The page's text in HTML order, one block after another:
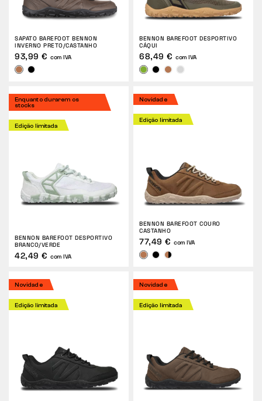
SAPATO BAREFOOT BENNON
INVERNO PRETO/CASTANHO
93,99 € com IVA
BENNON BAREFOOT DESPORTIVO
CÁQUI
68,49 € com IVA
Enquanto durarem os
stocks
Edição limitada
BENNON BAREFOOT DESPORTIVO
BRANCO/VERDE
42,49 € com IVA
Novidade
Edição limitada
BENNON BAREFOOT COURO
CASTANHO
77,49 € com IVA
Novidade
Edição limitada
Novidade
Edição limitada